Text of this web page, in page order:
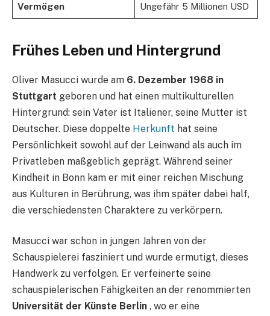
Vermögen Ungefähr 5 Millionen USD
Frühes Leben und Hintergrund
Oliver Masucci wurde am 6. Dezember 1968 in
Stuttgart geboren und hat einen multikulturellen
Hintergrund: sein Vater ist Italiener, seine Mutter ist
Deutscher. Diese doppelte Herkunft hat seine
Persönlichkeit sowohl auf der Leinwand als auch im
Privatleben maßgeblich geprägt. Während seiner
Kindheit in Bonn kam er mit einer reichen Mischung
aus Kulturen in Berührung, was ihm später dabei half,
die verschiedensten Charaktere zu verkörpern.
Masucci war schon in jungen Jahren von der
Schauspielerei fasziniert und wurde ermutigt, dieses
Handwerk zu verfolgen. Er verfeinerte seine
schauspielerischen Fähigkeiten an der renommierten
Universität der Künste Berlin , wo er eine